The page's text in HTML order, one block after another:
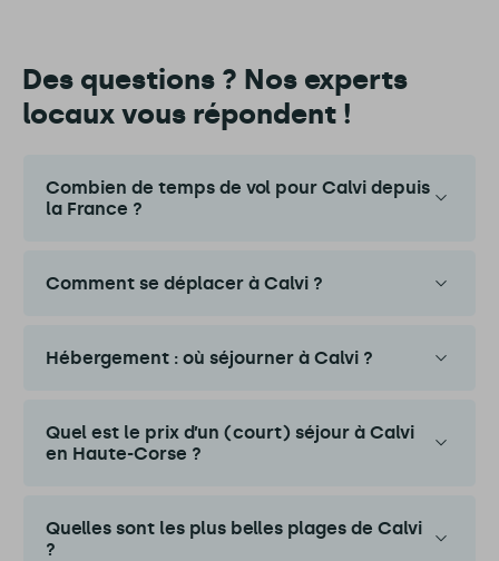
Des questions ? Nos experts
locaux vous répondent !
Combien de temps de vol pour Calvi depuis
la France ?
Comment se déplacer à Calvi ?
Hébergement : où séjourner à Calvi ?
Quel est le prix d’un (court) séjour à Calvi
en Haute-Corse ?
Quelles sont les plus belles plages de Calvi
?